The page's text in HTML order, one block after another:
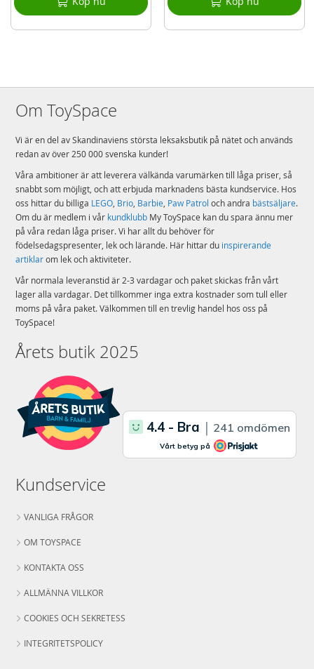
Om ToySpace
Vi är en del av Skandinaviens största leksaksbutik på nätet och används
redan av över 250 000 svenska kunder!
Våra ambitioner är att leverera välkända varumärken till låga priser, så
snabbt som möjligt, och att erbjuda marknadens bästa kundservice. Hos
oss hittar du billiga LEGO, Brio, Barbie, Paw Patrol och andra bästsäljare.
Om du är medlem i vår kundklubb My ToySpace kan du spara ännu mer
på våra redan låga priser. Vi har allt du behöver för
födelsedagspresenter, lek och lärande. Här hittar du inspirerande
artiklarom lek och aktiviteter.
Vår normala leveranstid är 2-3 vardagar och paket skickas från vårt
lager alla vardagar. Det tillkommer inga extra kostnader som tull eller
moms på våra paket. Välkommen till en trevlig handel hos oss på
ToySpace!
Årets butik 2025
Kundservice
VANLIGA FRÅGOR
OM TOYSPACE
KONTAKTA OSS
ALLMÄNNA VILLKOR
COOKIES OCH SEKRETESS
INTEGRITETSPOLICY